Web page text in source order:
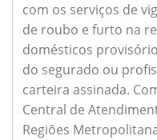
com os serviços de
de roubo e furto na
domésticos
do segurado ou
carteira assinada.
Central de
Regiões